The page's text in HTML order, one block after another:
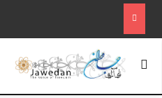
جستجو برای